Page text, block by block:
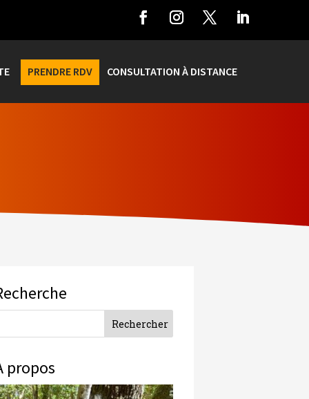
PRENDRE RDV CONSULTATION À DISTANCE
propos